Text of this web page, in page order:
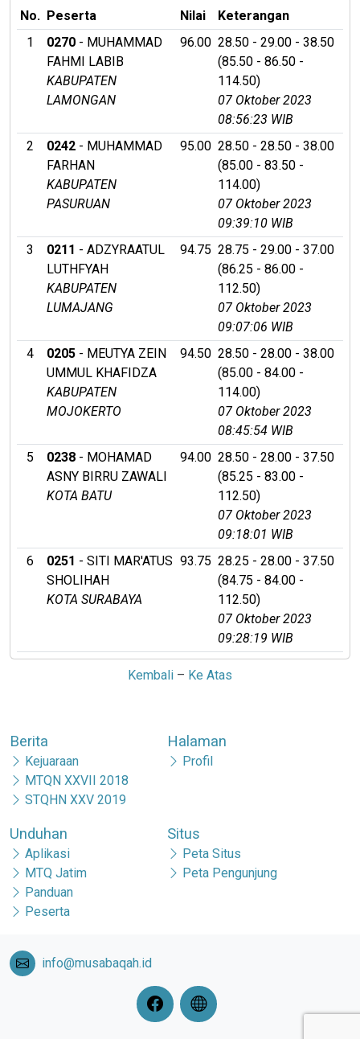
No. Peserta Nilai
Keterangan
1
0270 - MUHAMMAD
FAHMI LABIB
KABUPATEN
LAMONGAN
96.00 28.50 - 29.00 - 38.50
(85.50 - 86.50 -
114.50)
07 Oktober 2023
08:56:23 WIB
2
0242 - MUHAMMAD
FARHAN
KABUPATEN
PASURUAN
95.00 28.50 - 28.50 - 38.00
(85.00 - 83.50 -
114.00)
07 Oktober 2023
09:39:10 WIB
3
0211 - ADZYRAATUL
LUTHFYAH
KABUPATEN
LUMAJANG
94.75 28.75 - 29.00 - 37.00
(86.25 - 86.00 -
112.50)
07 Oktober 2023
09:07:06 WIB
4
0205 - MEUTYA ZEIN
UMMUL KHAFIDZA
KABUPATEN
MOJOKERTO
94.50 28.50 - 28.00 - 38.00
(85.00 - 84.00 -
114.00)
07 Oktober 2023
08:45:54 WIB
5
0238 - MOHAMAD
ASNY BIRRU ZAWALI
KOTA BATU
94.00 28.50 - 28.00 - 37.50
(85.25 - 83.00 -
112.50)
07 Oktober 2023
09:18:01 WIB
6
0251 - SITI MAR'ATUS
SHOLIHAH
KOTA SURABAYA
93.75 28.25 - 28.00 - 37.50
(84.75 - 84.00 -
112.50)
07 Oktober 2023
09:28:19 WIB
Kembali – Ke Atas
Berita
Kejuaraan
MTQN XXVII 2018
STQHN XXV 2019
Halaman
Profil
Unduhan
Aplikasi
MTQ Jatim
Panduan
Peserta
Situs
Peta Situs
Peta Pengunjung
info@musabaqah.id